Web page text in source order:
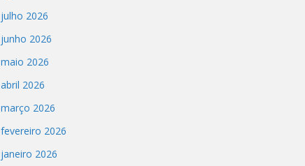
julho 2026
junho 2026
maio 2026
abril 2026
março 2026
fevereiro 2026
janeiro 2026